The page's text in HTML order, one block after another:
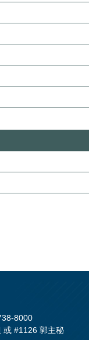
8000
或 #1126 郭主秘